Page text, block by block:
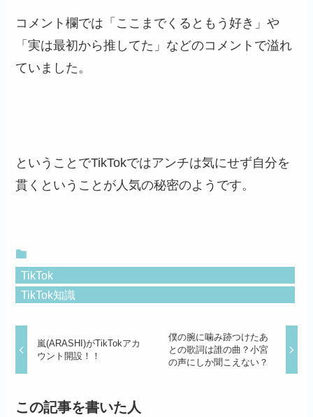
コメント欄では「ここまでくるともう好き」や
「実は最初から推してた」などのコメントで溢れ
ていました。
ということでTikTokではアンチは気にせず自分を
貫くということが人気の秘密のようです。
TikTok
TikTok知識
嵐(ARASHI)がTikTokアカ
ウント開設！！
僕の腕に噛み跡つけたあ
との歌詞は誰の曲？小宮
の声にしか聞こえない？
この記事を書いた人